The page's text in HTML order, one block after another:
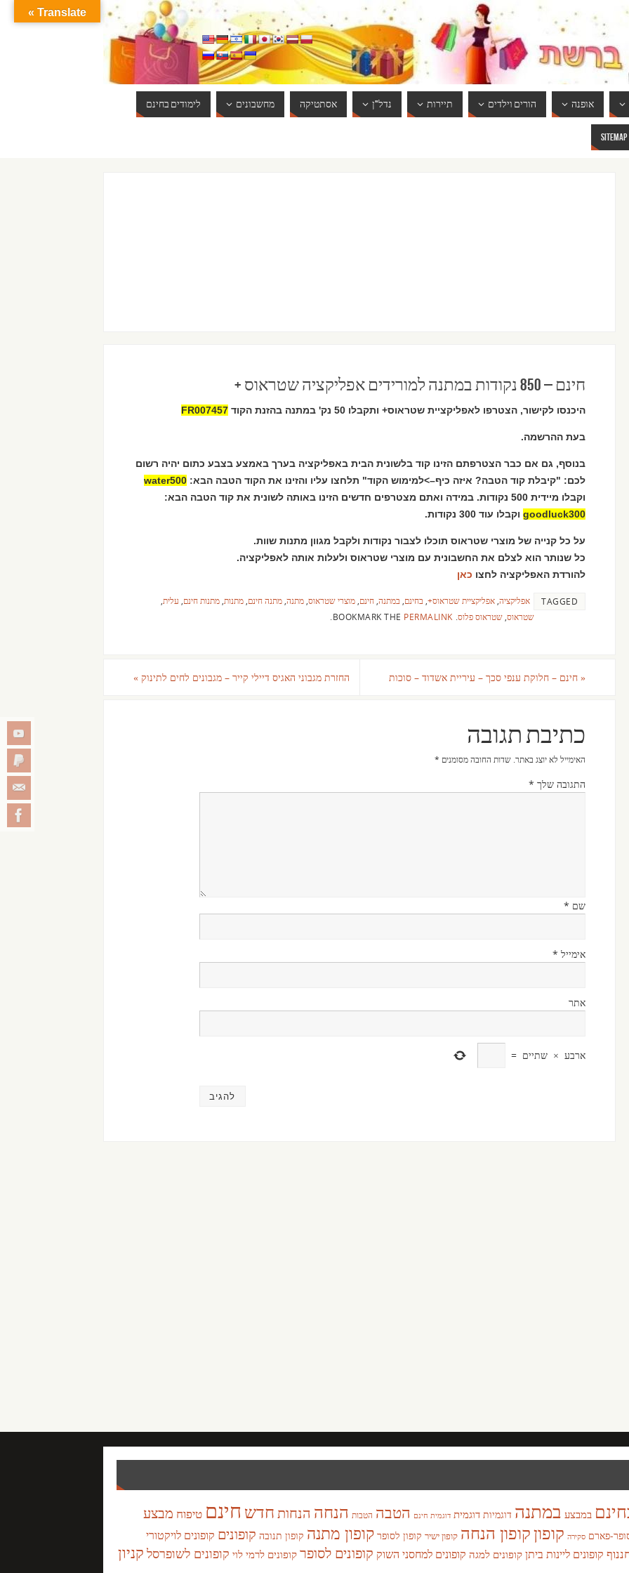
אופנה הורים וילדים תיירות נדל"ן אסתטיקה מחשבונים לימודים בחינם
SITEMAP
חינם – 850 נקודות במתנה למורידים אפליקציה שטראוס +
היכנסו לקישור, הצטרפו לאפליקציית שטראוס+ ותקבלו 50 נק' במתנה בהזנת הקוד FR007457
בעת ההרשמה.
בנוסף, גם אם כבר הצטרפתם הזינו קוד בלשונית הבית באפליקציה בערך באמצע בצבע כתום יהיה רשום
לכם: "קיבלת קוד הטבה? איזה כיף–>למימוש הקוד" תלחצו עליו והזינו את הקוד הטבה הבא: water500
וקבלו מיידית 500 נקודות. במידה ואתם מצטרפים חדשים הזינו באותה לשונית את קוד הטבה הבא:
goodluck300 וקבלו עוד 300 נקודות.
על כל קנייה של מוצרי שטראוס תוכלו לצבור נקודות ולקבל מגוון מתנות שוות.
כל שנותר הוא לצלם את החשבונית עם מוצרי שטראוס ולעלות אותה לאפליקציה.
להורדת האפליקציה לחצו כאן
TAGGED אפליקציה אפליקציית שטראוס+ בחינם במתנה חינם מוצרי שטראוס מתנה מתנה חינם מתנות מתנות חינם עלית
שטראוס שטראוס פלוס PERMALINK
« חינם – חלוקת ענפי סכך – עיריית אשדוד – סוכות החזרת מגבוני האגיס דיילי קייר – מגבונים לחים לתינוק »
כתיבת תגובה
האימייל לא יוצג באתר. שדות החובה מסומנים *
התגובה שלך *
שם *
אימייל *
אתר
ארבע × שתיים =
במבצע במתנה דוגמיות דוגמית דוגמית חינם הטבה הטבות הנחה הנחותחדש חינם טיפוח מבצע
פארם סקירה קופוןקופון הנחה קופון ישיר קופון לסופר קופון מתנה קופון תנובה קופונים קופונים לויקטורי
קופונים ליינות ביתן קופונים למגה קופונים למחסני השוק קופונים לסופר קופונים לרמי לוי קופונים לשופרסל קניון
Translate »